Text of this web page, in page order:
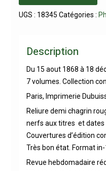
UGS : 18345 Catégories :
Description
Du 15 aout 1868 à 18
7 volumes. Collection
Paris, Imprimerie
Reliure demi chagrin
nerfs aux titres et dates
Couvertures d’édition
Très bon état. Format in-
Revue hebdomadaire